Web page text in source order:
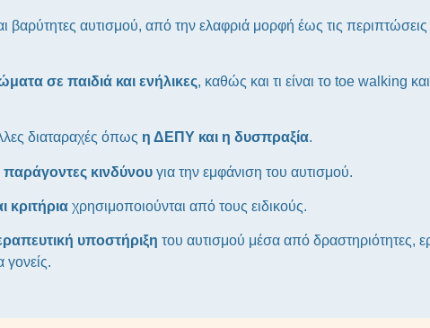
βαρύτητες αυτισμού, από την ελαφριά μορφή έως τις
σε παιδιά και ενήλικες, καθώς και τι είναι το toe walking και
διαταραχές όπως η ΔΕΠΥ και η δυσπραξία.
παράγοντες κινδύνου για την εμφάνιση του αυτισμού.
κριτήρια χρησιμοποιούνται από τους ειδικούς.
υποστήριξη του αυτισμού μέσα από δραστηριότητες,